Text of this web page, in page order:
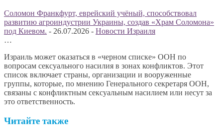
Соломон Франкфурт, еврейский учёный, способствовал
развитию агроиндустрии Украины, создав «Храм Соломона»
под Киевом. - 26.07.2026 - Новости Израиля
…
Израиль может оказаться в «черном списке» ООН по
вопросам сексуального насилия в зонах конфликтов. Этот
список включает страны, организации и вооруженные
группы, которые, по мнению Генерального секретаря ООН,
связаны с конфликтным сексуальным насилием или несут за
это ответственность.
Читайте также